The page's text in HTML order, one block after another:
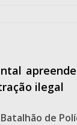
ilegal
de